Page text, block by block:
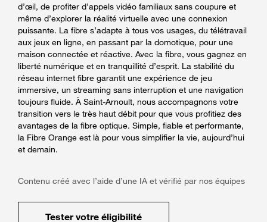
d’œil, de profiter d’appels vidéo familiaux sans coupure et
même d’explorer la réalité virtuelle avec une connexion
puissante. La fibre s’adapte à tous vos usages, du télétravail
aux jeux en ligne, en passant par la domotique, pour une
maison connectée et réactive. Avec la fibre, vous gagnez en
liberté numérique et en tranquillité d’esprit. La stabilité du
réseau internet fibre garantit une expérience de jeu
immersive, un streaming sans interruption et une navigation
toujours fluide. À Saint-Arnoult, nous accompagnons votre
transition vers le très haut débit pour que vous profitiez des
avantages de la fibre optique. Simple, fiable et performante,
la Fibre Orange est là pour vous simplifier la vie, aujourd’hui
et demain.
Contenu créé avec l’aide d’une IA et vérifié par nos équipes
Tester votre éligibilité